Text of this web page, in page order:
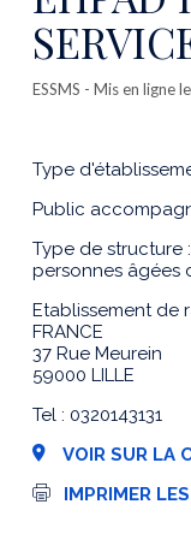
ESSMS - Mis en ligne
Type
Public
Type de structure
personnes âgées
Etablissement de
FRANCE
37 Rue Meurein
59000 LILLE
Tel : 0320143131
VOIR SUR LA
I
IMPRIMER